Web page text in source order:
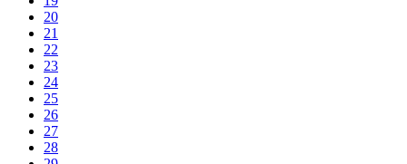
20
21
22
23
24
25
26
27
28